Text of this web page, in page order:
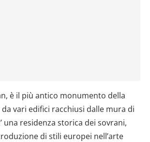
è il più antico monumento della
vari edifici racchiusi dalle mura di
una residenza storica dei sovrani,
di stili europei nell’arte